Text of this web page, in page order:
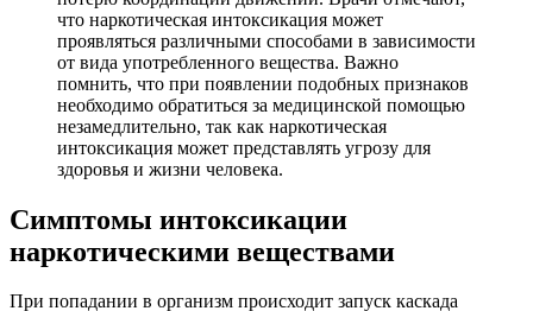
что наркотическая интоксикация может
проявляться различными способами в зависимости
от вида употребленного вещества. Важно
помнить, что при появлении подобных признаков
необходимо обратиться за медицинской помощью
незамедлительно, так как наркотическая
интоксикация может представлять угрозу для
здоровья и жизни человека.
Симптомы интоксикации
наркотическими веществами
При попадании в организм происходит запуск каскада